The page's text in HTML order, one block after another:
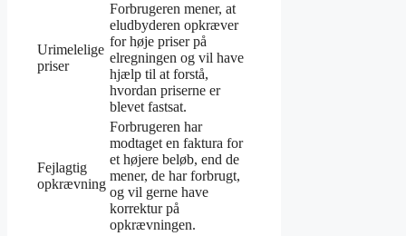
Urimelelige
priser
Forbrugeren mener, at
eludbyderen opkræver
for høje priser på
elregningen og vil have
hjælp til at forstå,
hvordan priserne er
blevet fastsat.
Fejlagtig
opkrævning
Forbrugeren har
modtaget en faktura for
et højere beløb, end de
mener, de har forbrugt,
og vil gerne have
korrektur på
opkrævningen.